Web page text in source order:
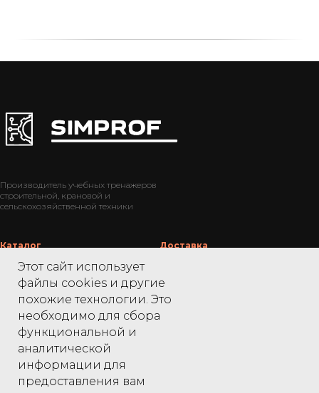
Производитель учебных тренажеров
строительной, крановой и
сельскохозяйственной техники
Каталог
Экскаваторы
Бульдозеры
Краны
Погрузчики
Тракторы
Комбайны
Доставка
Техподдержка
Этот сайт использует
файлы cookies и другие
похожие технологии. Это
необходимо для сбора
функциональной и
аналитической
информации для
предоставления вам